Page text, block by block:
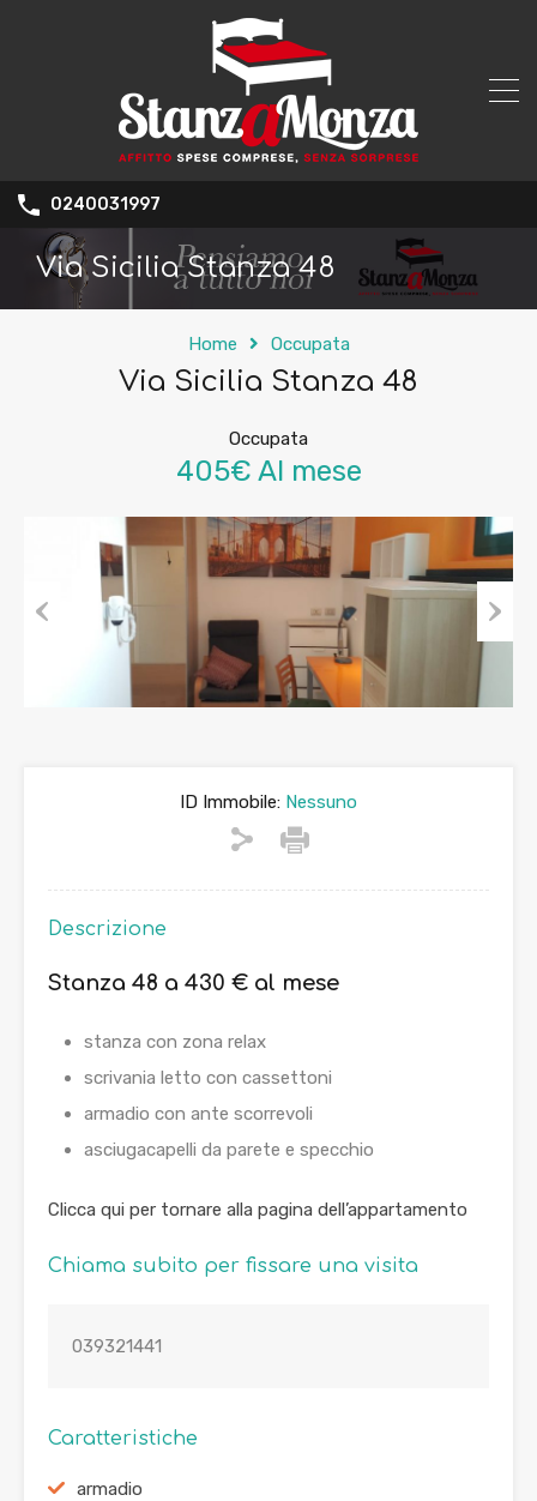
0240031997
Via Sicilia Stanza 48
Home Occupata
Via Sicilia Stanza 48
Occupata
405€ Al mese
Next
ID Immobile: Nessuno
Descrizione
Stanza 48 a 430 € al mese
stanza con zona relax
scrivania letto con cassettoni
armadio con ante scorrevoli
asciugacapelli da parete e specchio
Clicca qui per tornare alla pagina dell’appartamento
Chiama subito per fissare una visita
039321441
Caratteristiche
armadio